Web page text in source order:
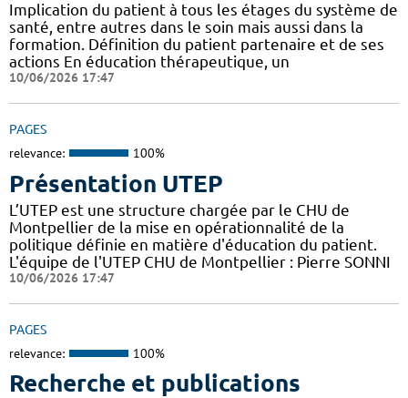
Implication du patient à tous les étages du système de
santé, entre autres dans le soin mais aussi dans la
formation. Définition du patient partenaire et de ses
actions En éducation thérapeutique, un
10/06/2026 17:47
PAGES
relevance: 100%
Présentation UTEP
L’UTEP est une structure chargée par le CHU de
Montpellier de la mise en opérationnalité de la
politique définie en matière d'éducation du patient.
L'équipe de l'UTEP CHU de Montpellier : Pierre SONNI
10/06/2026 17:47
PAGES
relevance: 100%
Recherche et publications